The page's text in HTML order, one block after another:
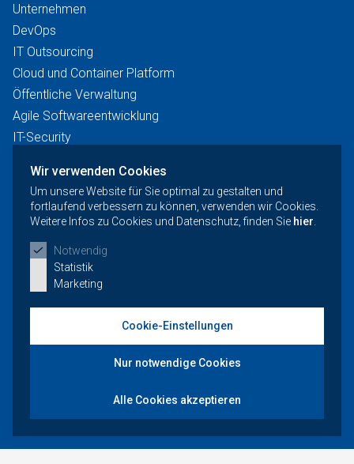
Unternehmen
DevOps
IT Outsourcing
Cloud und Container Platform
Öffentliche Verwaltung
Agile Softwareentwicklung
IT-Security
News
Events
Kontakt und Support
Offene Stellen
Events
Anmeldung Newsletter
Wir verwenden Cookies
Um unsere Website für Sie optimal zu gestalten und
fortlaufend verbessern zu können, verwenden wir Cookies.
Weitere Infos zu Cookies und Datenschutz, finden Sie hier
Notwendig
Statistik
Marketing
Cookie-Einstellungen
Nur notwendige Cookies
Alle Cookies akzeptieren